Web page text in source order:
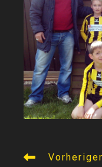
Weitere